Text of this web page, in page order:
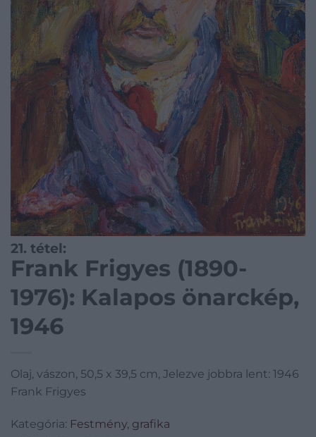
21. tétel:
Frank Frigyes (1890-
1976): Kalapos önarckép,
1946
Olaj, vászon, 50,5 x 39,5 cm, Jelezve jobbra lent: 1946
Frank Frigyes
Kategória: Festmény, grafika